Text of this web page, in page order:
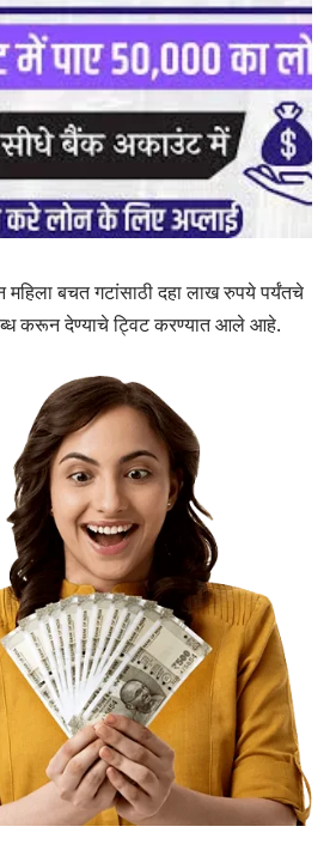
बचत गटांसाठी दहा लाख रुपये पर्यंतचे
करून देण्याचे ट्विट करण्यात आले आहे.